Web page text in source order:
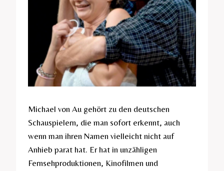
Michael von Au gehört zu den deutschen
Schauspielern, die man sofort erkennt, auch
wenn man ihren Namen vielleicht nicht auf
Anhieb parat hat. Er hat in unzähligen
Fernsehproduktionen, Kinofilmen und